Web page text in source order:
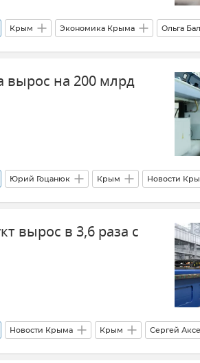
Крым Экономика Крыма Ольга
вырос на 200 млрд
Юрий Гоцанюк Крым Новости
вырос в 3,6 раза с
Новости Крыма Крым Сергей
в Крыму Сельское хозяйство